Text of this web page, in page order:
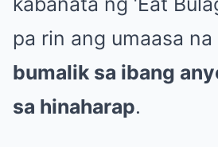
pa rin ang umaasa na
bumalik sa ibang
sa hinaharap.